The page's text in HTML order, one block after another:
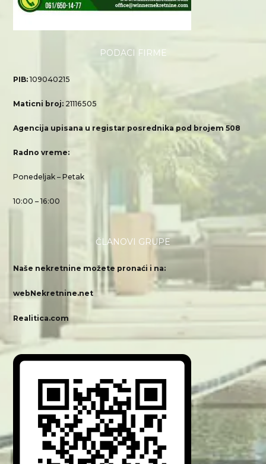
PODACI FIRME
PIB:109040215
Maticni broj: 21116505
Agencija upisana u registar posrednika pod brojem 508
Radno vreme:
Ponedeljak – Petak
10:00 – 16:00
ČLANOVI GRUPE
Naše nekretnine možete pronaći i na:
webNekretnine.net
Realitica.com